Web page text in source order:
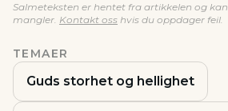
Salmeteksten er hentet fra artikkelen og
mangler. Kontakt oss hvis du oppdager feil.
TEMAER
Guds storhet og hellighet